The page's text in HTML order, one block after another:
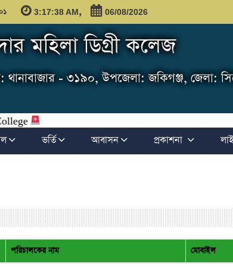
3:17:39 AM, 06/08/2026
মহিলা ডিগ্রী কলেজ
- ৩১৯০, উপজেলা: জকিগঞ্জ, জেলা:
ভর্তি আবাসন প্রকাশনা
পরিচালকের নাম মোবাইল